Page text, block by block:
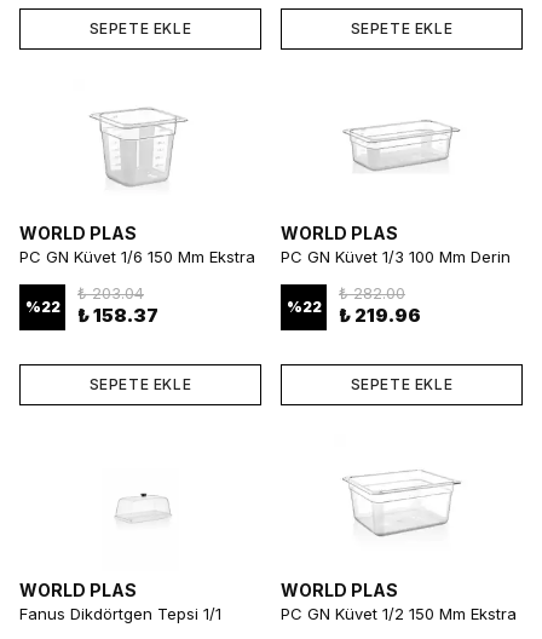
SEPETE EKLE SEPETE EKLE
WORLD PLAS
PC GN Küvet 1/6 150 Mm Ekstra
Küvet
%22
₺ 203.04
₺ 158.37
SEPETE EKLE
WORLD PLAS
PC GN Küvet 1/3 100 Mm Derin
%22
₺ 282.00
₺ 219.96
SEPETE EKLE
WORLD PLAS
Fanus Dikdörtgen Tepsi 1/1
WORLD PLAS
PC GN Küvet 1/2 150 Mm Ekstra